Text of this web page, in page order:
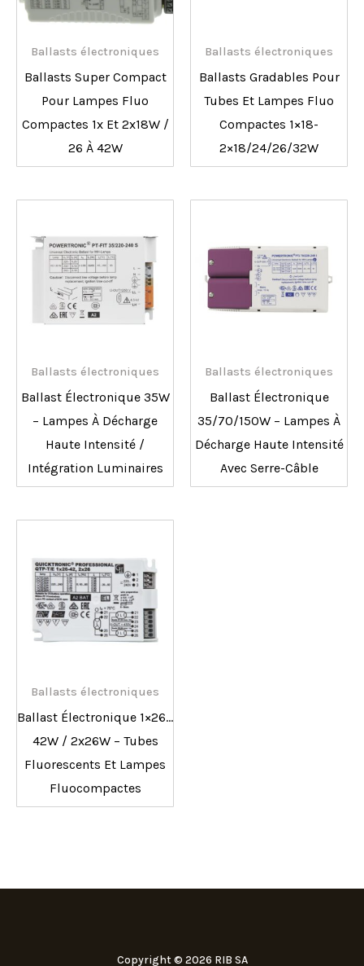
Ballasts électroniques
Ballasts Super Compact
Pour Lampes Fluo
Compactes 1x Et 2x18W /
26 À 42W
Ballasts électroniques
Ballasts Gradables Pour
Tubes Et Lampes Fluo
Compactes 1×18-
2×18/24/26/32W
Ballasts électroniques
Ballast Électronique 35W
– Lampes À Décharge
Haute Intensité /
Intégration Luminaires
Ballasts électroniques
Ballast Électronique
35/70/150W – Lampes À
Décharge Haute Intensité
Avec Serre-Câble
Ballasts électroniques
Ballast Électronique 1×26…
42W / 2x26W – Tubes
Fluorescents Et Lampes
Fluocompactes
Copyright © 2026 RIB SA